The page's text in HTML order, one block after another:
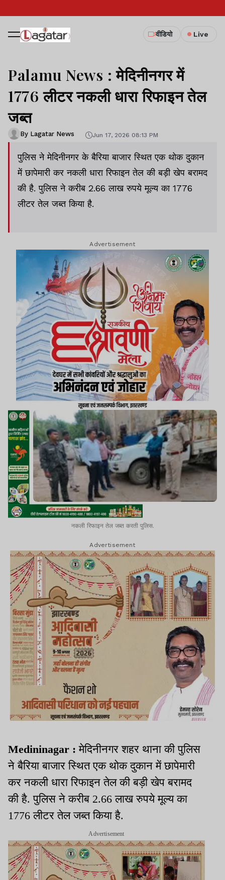
वीडियो Live
Palamu News : मेदिनीनगर में
1776 लीटर नकली धारा रिफाइन तेल
जब्त
By Lagatar News Jun 17, 2026 08:13 PM
पुलिस ने मेदिनीनगर के बैरिया बाजार स्थित एक थोक दुकान
में छापेमारी कर नकली धारा रिफाइन तेल की बड़ी खेप बरामद
की है. पुलिस ने करीब 2.66 लाख रुपये मूल्य का 1776
लीटर तेल जब्त किया है.
Advertisement
नकली रिफाइन तेल जब्त करती पुलिस.
Advertisement
Medininagar :मेदिनीनगर शहर थाना की पुलिस
ने बैरिया बाजार स्थित एक थोक दुकान में छापेमारी
कर नकली धारा रिफाइन तेल की बड़ी खेप बरामद
की है. पुलिस ने करीब 2.66 लाख रुपये मूल्य का
1776 लीटर तेल जब्त किया है.
Advertisement